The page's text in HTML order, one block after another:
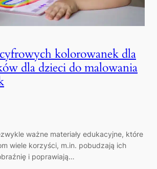
kolorowanek dla
dla dzieci do malowania
ważne materiały edukacyjne, które
wiele korzyści, m.in. pobudzają ich
i poprawiają…